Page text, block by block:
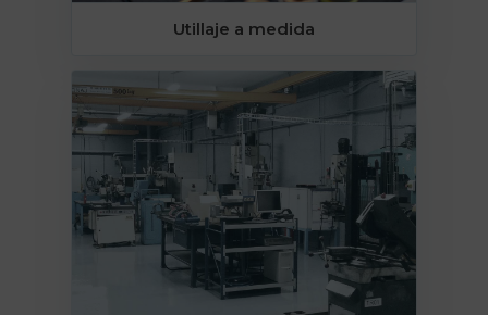
Utillaje a medida